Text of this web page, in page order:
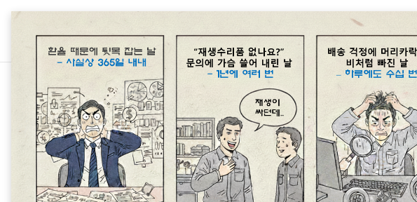
터보전자식 엑추레이터
벤츠 S400d( OM656) 3.0디젤 터보차저정
OM656 3.0L 디젤엔진의 터보는 터보엑츄에이터고장 및 오